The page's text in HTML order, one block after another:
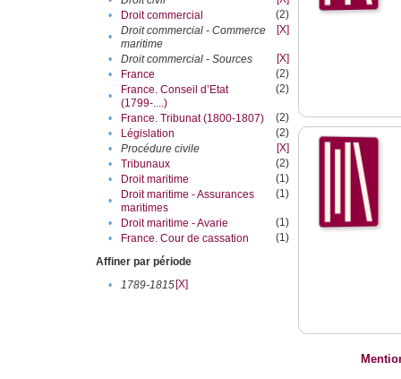
•
Droit commercial
(2)
•
Droit commercial - Commerce
maritime
[X]
• Droit commercial - Sources
[X]
•
France
(2)
•
France. Conseil d’Etat
(1799-....)
(2)
• France. Tribunat (1800-1807)
(2)
•
Législation
(2)
•
Procédure civile
[X]
•
Tribunaux
(2)
•
Droit maritime
(1)
•
Droit maritime - Assurances
maritimes
(1)
• Droit maritime - Avarie
(1)
•
France. Cour de cassation
(1)
Affiner par période
•
1789-1815[X]